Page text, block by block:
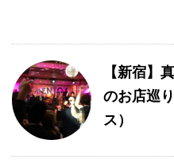
【新宿】
のお店巡
ス）